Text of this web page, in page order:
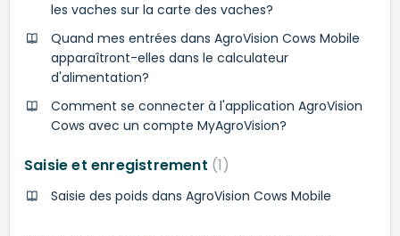
les vaches sur la carte des vaches?
Quand mes entrées dans AgroVision Cows Mobile
apparaîtront-elles dans le calculateur
d'alimentation?
Comment se connecter à l'application AgroVision
Cows avec un compte MyAgroVision?
Saisie et enregistrement 1
Saisie des poids dans AgroVision Cows Mobile